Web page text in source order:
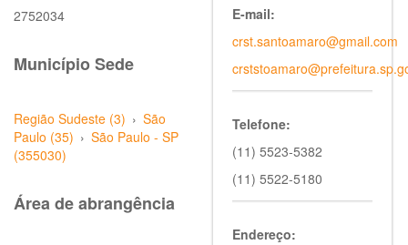
2752034
Município Sede
Região Sudeste (3) › São
Paulo (35) › São Paulo - SP
(355030)
Área de abrangência
E-mail:
crst.santoamaro@gmail.com
Telefone:
(11) 5523-5382
(11) 5522-5180
Endereço: